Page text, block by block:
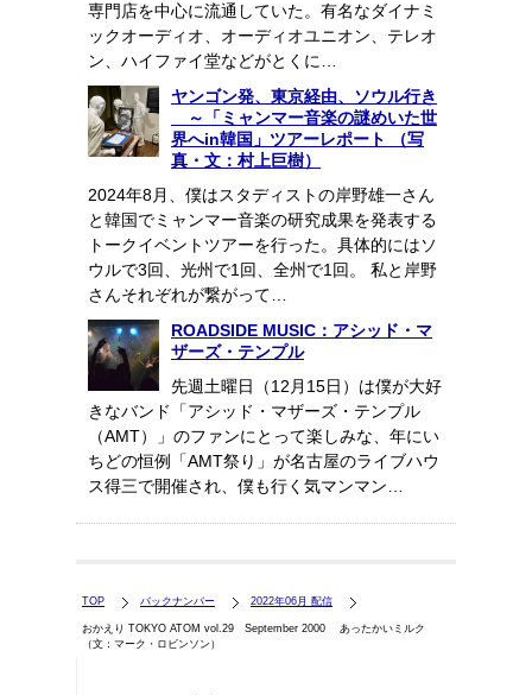
専門店を中心に流通していた。有名なダイナミ
ックオーディオ、オーディオユニオン、テレオ
ン、ハイファイ堂などがとくに…
ヤンゴン発、東京経由、ソウル行き
～「ミャンマー音楽の謎めいた世
界へin韓国」ツアーレポート （写
真・文：村上巨樹）
2024年8月、僕はスタディストの岸野雄一さん
と韓国でミャンマー音楽の研究成果を発表する
トークイベントツアーを行った。具体的にはソ
ウルで3回、光州で1回、全州で1回。 私と岸野
さんそれぞれが繋がって…
ROADSIDE MUSIC：アシッド・マ
ザーズ・テンプル
先週土曜日（12月15日）は僕が大好
きなバンド「アシッド・マザーズ・テンプル
（AMT）」のファンにとって楽しみな、年にい
ちどの恒例「AMT祭り」が名古屋のライブハウ
ス得三で開催され、僕も行く気マンマン…
TOP バックナンバー 2022年06月 配信
おかえり TOKYO ATOM vol.29 September 2000 あったかいミルク
（文：マーク・ロビンソン）